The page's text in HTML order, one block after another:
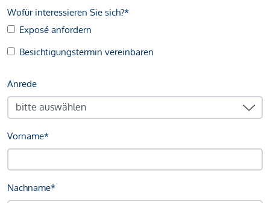
Wofür interessieren Sie sich?*
Exposé anfordern
Besichtigungstermin vereinbaren
Anrede
Vorname*
Nachname*